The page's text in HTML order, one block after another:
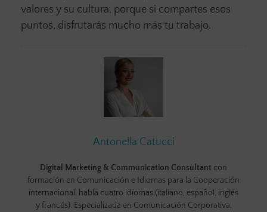
valores y su cultura, porque si compartes esos
puntos, disfrutarás mucho más tu trabajo.
Antonella Catucci
Digital Marketing & Communication Consultant con
formación en Comunicación e Idiomas para la Cooperación
internacional, habla cuatro idiomas (italiano, español, inglés
y francés). Especializada en Comunicación Corporativa,